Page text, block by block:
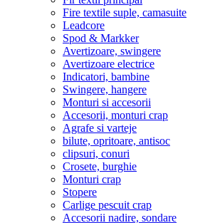
Fire textile suple, camasuite
Leadcore
Spod & Markker
Avertizoare, swingere
Avertizoare electrice
Indicatori, bambine
Swingere, hangere
Monturi si accesorii
Accesorii, monturi crap
Agrafe si varteje
bilute, opritoare, antisoc
clipsuri, conuri
Crosete, burghie
Monturi crap
Stopere
Carlige pescuit crap
Accesorii nadire, sondare